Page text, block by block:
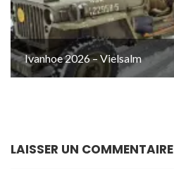
Ivanhoe 2026 – Vielsalm
LAISSER UN COMMENTAIRE